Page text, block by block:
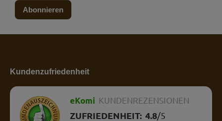
Abonnieren
Kundenzufriedenheit
eKomi KUNDENREZENSIONEN
ZUFRIEDENHEIT: 4.8/5